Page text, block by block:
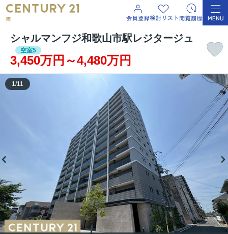
シャルマンフジ和歌山市駅レジタージュ
空室5
3,450万円～4,480万円
1/11